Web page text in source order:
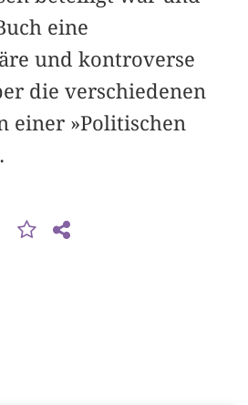
eine
und kontroverse
die verschiedenen
einer »Politischen